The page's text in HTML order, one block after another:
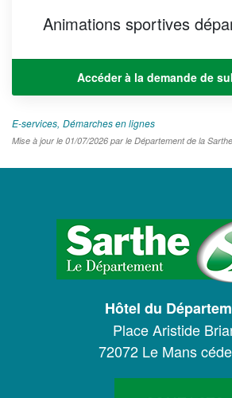
Animations sportives
Accéder à la demande de
E-services Démarches en lignes
Mise à jour le 01/07/2026 par le Département de la Sarthe
LOGO
CONSEIL
DÉPARTEMENTAL
SARTHE
Hôtel du
Place Aristide
72072 Le Mans